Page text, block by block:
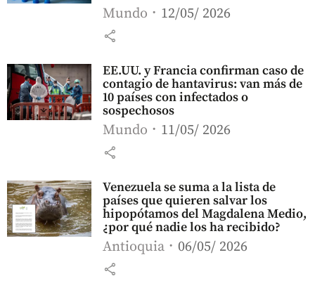
Mundo 12/05/ 2026
share
EE.UU. y Francia confirman caso de
contagio de hantavirus: van más de
10 países con infectados o
sospechosos
Mundo 11/05/ 2026
share
Venezuela se suma a la lista de
países que quieren salvar los
hipopótamos del Magdalena Medio,
¿por qué nadie los ha recibido?
Antioquia 06/05/ 2026
share